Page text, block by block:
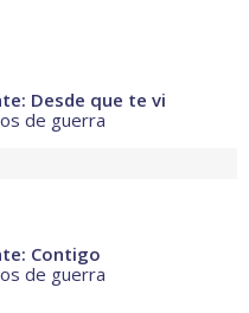
Desde que te vi
de guerra
Contigo
de guerra